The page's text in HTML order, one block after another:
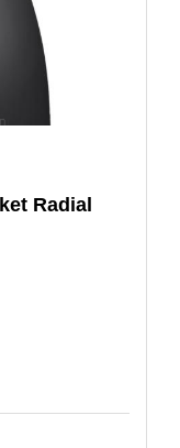
Radial